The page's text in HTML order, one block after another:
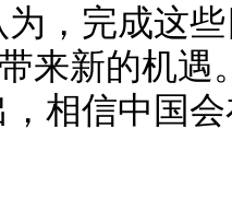
为，完成这
来新的机遇
，相信中国